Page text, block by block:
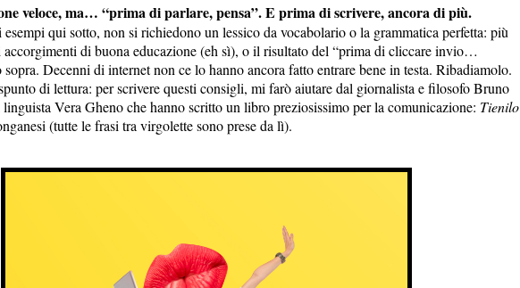
veloce, ma… “prima di parlare, pensa”. E prima di scrivere, ancora di più.
qui sotto, non si richiedono un lessico da vocabolario o la grammatica perfetta: più
accorgimenti di buona educazione (eh sì), o il risultato del “prima di cliccare invio…
Decenni di internet non ce lo hanno ancora fatto entrare bene in testa. Ribadiamolo.
di lettura: per scrivere questi consigli, mi farò aiutare dal giornalista e filosofo Bruno
Vera Gheno che hanno scritto un libro preziosissimo per la comunicazione: Tienilo
(tutte le frasi tra virgolette sono prese da lì).